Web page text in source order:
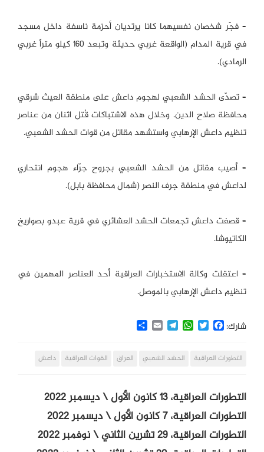
– فجّر شخصان نفسيهما كانا يرتديان أحزمة ناسفة داخل مسجد
في قرية المدام (الواقعة غربي حديثة وتبعد 160 كيلو متراً غربي
الرمادي).
– تصدّى الحشد الشعبي لهجوم داعش على منطقة العيث شرقي
محافظة صلاح الدين. وخلال هذه الاشتباكات قُتل اثنان من عناصر
تنظيم داعش الإرهابي واستشهد مقاتل من قوات الحشد الشعبي.
– أصيب مقاتل من الحشد الشعبي بجروح جرّاء هجوم انتحاري
لداعش في منطقة جرف النصر (شمال محافظة بابل).
– قصفت داعش تجمعات الحشد العشائري في قرية عبدو بصواريخ
الكاتيوشا.
– اعتقلت وكالة الاستخبارات العراقية أحد العناصر المهمين في
تنظيم داعش الإرهابي بالموصل.
شارك: Facebook
Twitter
WhatsApp
Telegram
Email
Share
التطورات العراقية الحشد الشعبي العراق القوات العراقية داعش
التطورات العراقية، 13 كانون الأول \ ديسمبر 2022
التطورات العراقية، 7 كانون الأول \ ديسمبر 2022
التطورات العراقية، 29 تشرين الثاني \ نوفمبر 2022